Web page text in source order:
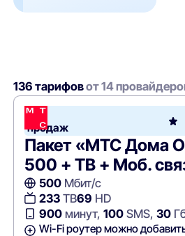
136 тарифовот 14
Хит
продаж
Пакет «МТС Дома
500 + ТВ + Моб.
500Мбит/с
233ТВ69 HD
900минут, 100SMS, 30
Wi-Fi роутер можно